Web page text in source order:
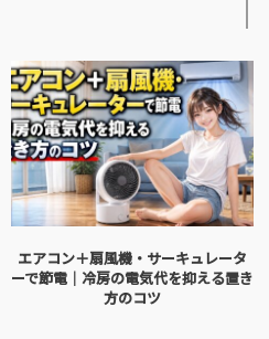
エアコン＋扇風機・サーキュレータ
ーで節電｜冷房の電気代を抑える置き
方のコツ